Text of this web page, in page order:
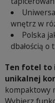
wnętrz w
Polska
dbałością o
Ten fotel to
unikalnej
kompaktowy